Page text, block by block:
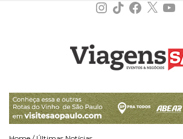
Instagram
TikTokFacebook
X